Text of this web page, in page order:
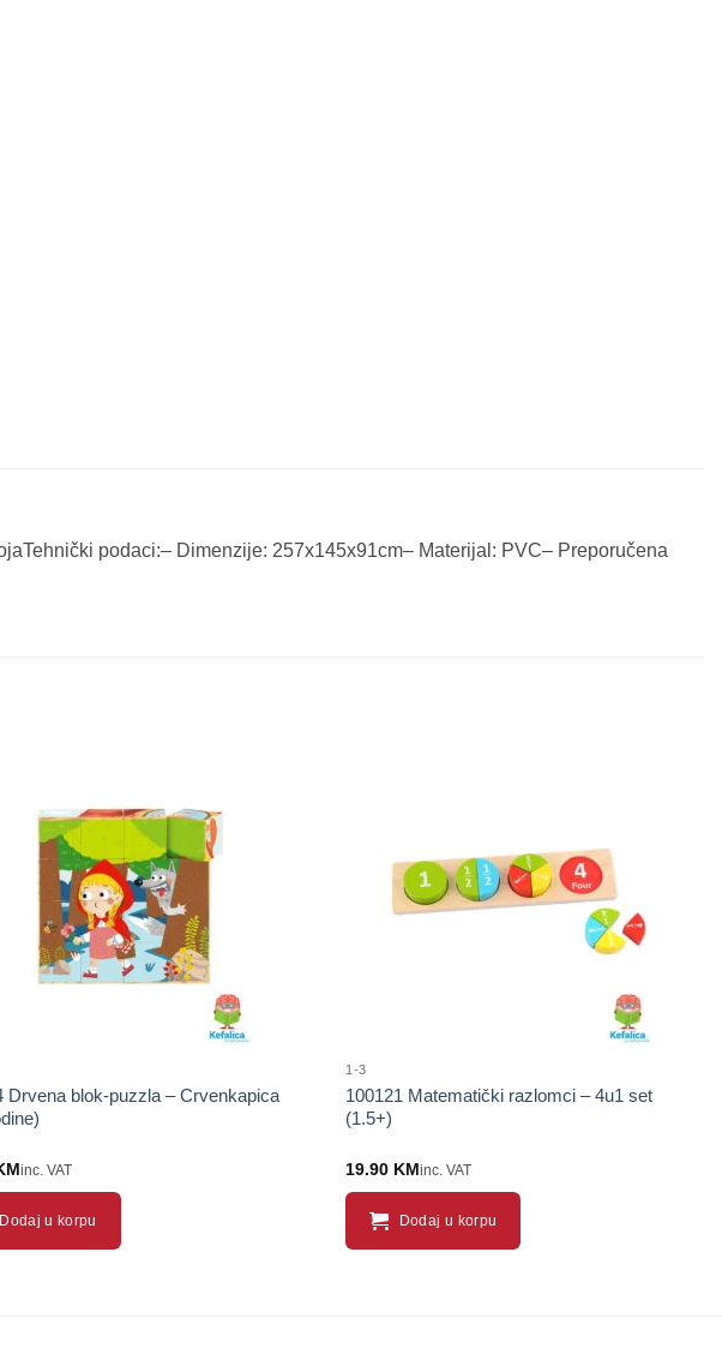
podaci:– Dimenzije: 257x145x91cm– Materijal: PVC– Preporučena
Drvena blok-puzzla – Crvenkapica
inc. VAT
Dodaj u korpu
1-3
100121 Matematički razlomci – 4u1 set
(1.5+)
19.90 KMinc. VAT
Dodaj u korpu